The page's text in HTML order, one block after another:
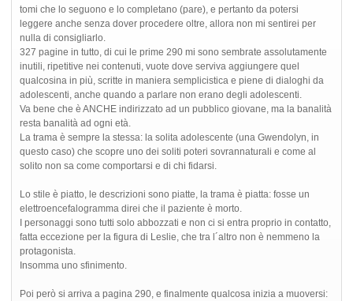
tomi che lo seguono e lo completano (pare), e pertanto da potersi
leggere anche senza dover procedere oltre, allora non mi sentirei per
nulla di consigliarlo.
327 pagine in tutto, di cui le prime 290 mi sono sembrate assolutamente
inutili, ripetitive nei contenuti, vuote dove serviva aggiungere quel
qualcosina in più, scritte in maniera semplicistica e piene di dialoghi da
adolescenti, anche quando a parlare non erano degli adolescenti.
Va bene che è ANCHE indirizzato ad un pubblico giovane, ma la banalità
resta banalità ad ogni età.
La trama è sempre la stessa: la solita adolescente (una Gwendolyn, in
questo caso) che scopre uno dei soliti poteri sovrannaturali e come al
solito non sa come comportarsi e di chi fidarsi.
Lo stile è piatto, le descrizioni sono piatte, la trama è piatta: fosse un
elettroencefalogramma direi che il paziente è morto.
I personaggi sono tutti solo abbozzati e non ci si entra proprio in contatto,
fatta eccezione per la figura di Leslie, che tra l´altro non è nemmeno la
protagonista.
Insomma uno sfinimento.
Poi però si arriva a pagina 290, e finalmente qualcosa inizia a muoversi: